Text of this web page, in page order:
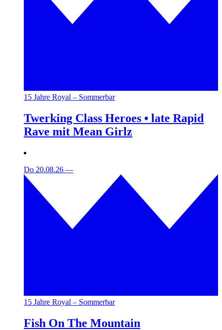
15 Jahre Royal – Sommerbar
Twerking Class Heroes • late Rapid
Rave mit Mean Girlz
Do 20.08.26 —
15 Jahre Royal – Sommerbar
Fish On The Mountain